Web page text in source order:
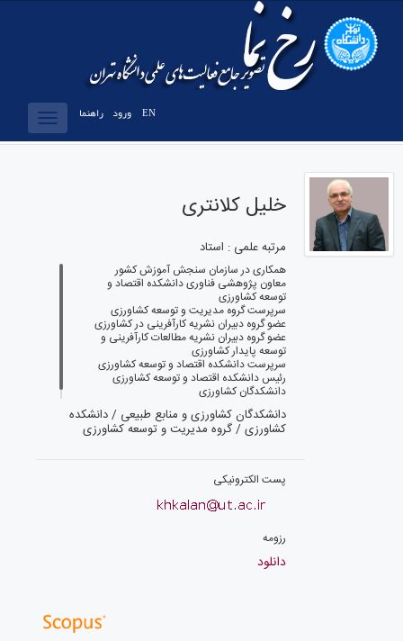
Toggle
EN ورود راهنما
خلیل کلانتری
مرتبه علمی : استاد
همکاری در سازمان سنجش آموزش کشور
معاون پژوهشی فناوری دانشکده اقتصاد و
توسعه کشاورزی
سرپرست گروه مدیریت و توسعه کشاورزی
عضو گروه دبیران نشریه کارآفرینی در کشاورزی
عضو گروه دبیران نشریه مطالعات کارآفرینی و
توسعه پایدار کشاورزی
سرپرست دانشکده اقتصاد و توسعه کشاورزی
رئیس دانشکده اقتصاد و توسعه کشاورزی
دانشکدگان کشاورزی
دانشکدگان کشاورزی و منابع طبیعی / دانشکده
کشاورزی / گروه مدیریت و توسعه کشاورزی
پست الکترونیکی
رزومه
دانلود